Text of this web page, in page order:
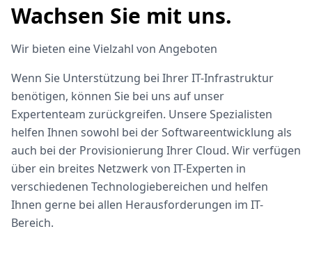
Wachsen Sie mit uns.
Wir bieten eine Vielzahl von Angeboten
Wenn Sie Unterstützung bei Ihrer IT-Infrastruktur
benötigen, können Sie bei uns auf unser
Expertenteam zurückgreifen. Unsere Spezialisten
helfen Ihnen sowohl bei der Softwareentwicklung als
auch bei der Provisionierung Ihrer Cloud. Wir verfügen
über ein breites Netzwerk von IT-Experten in
verschiedenen Technologiebereichen und helfen
Ihnen gerne bei allen Herausforderungen im IT-
Bereich.